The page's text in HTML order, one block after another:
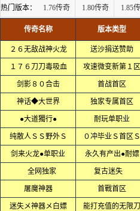
热门版本： 1.76传奇 1.80传奇 1.85
传奇名称 版本类型
２６无敌战神火龙 送沙捐送赞助
１７６刀刀毒吸血 攻速微变新第１区
剑影８０合击 首战首区
神话◆大世界 独家专属首区
●大道獨行● 耐玩单职业
纯散人ＳＳ野外Ｓ ０冲毕业Ｓ首区Ｓ
剑来火龙●单职业 永久有产出●耐嫖
全网独家 复古迷失
屠魔神器 首戰首区
迷失メ神器メ白嫖 能打充值的无限刀